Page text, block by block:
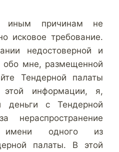
причинам не
исковое требование.
недостоверной и
обо мне, размещенной
Тендерной палаты
этой информации, я,
деньги с Тендерной
нераспространение
одного из
палаты.
В этой